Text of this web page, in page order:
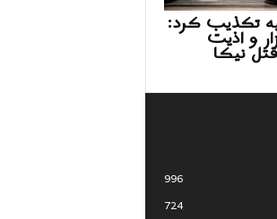
تکذیب کرد:
و اذیت
نیکا
996
724